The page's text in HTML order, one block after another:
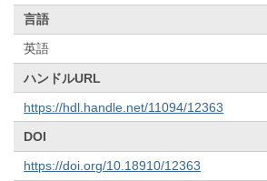
言語
英語
ハンドルURL
https://hdl.handle.net/11094/12363
DOI
https://doi.org/10.18910/12363